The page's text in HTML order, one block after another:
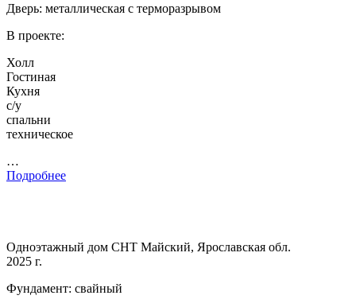
Дверь: металлическая с терморазрывом
В проекте:
Холл
Гостиная
Кухня
с/у
спальни
техническое
…
Подробнее
Одноэтажный дом СНТ Майский, Ярославская обл.
2025 г.
Фундамент: свайный